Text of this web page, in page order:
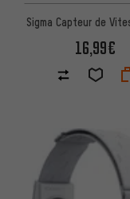
Sigma Capteur de
16,99€